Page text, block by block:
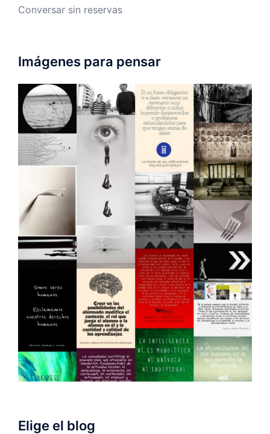
Conversar sin reservas
Imágenes para pensar
Elige el blog